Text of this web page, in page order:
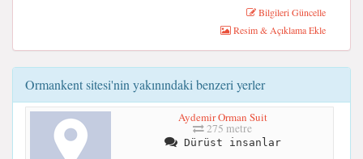
Bilgileri Güncelle
Resim & Açıklama Ekle
Ormankent sitesi'nin yakınındaki benzeri yerler
Aydemir Orman Suit
275 metre
Dürüst insanlar